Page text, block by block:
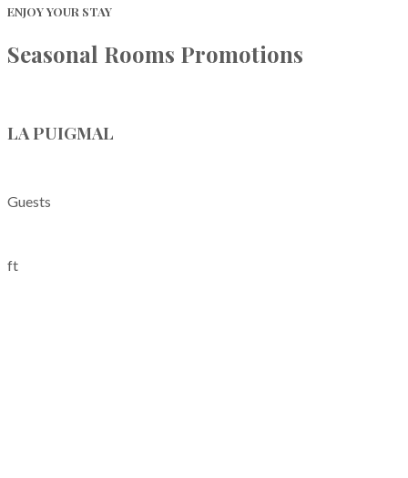
ENJOY YOUR STAY
Seasonal Rooms Promotions
LA PUIGMAL
Guests
ft